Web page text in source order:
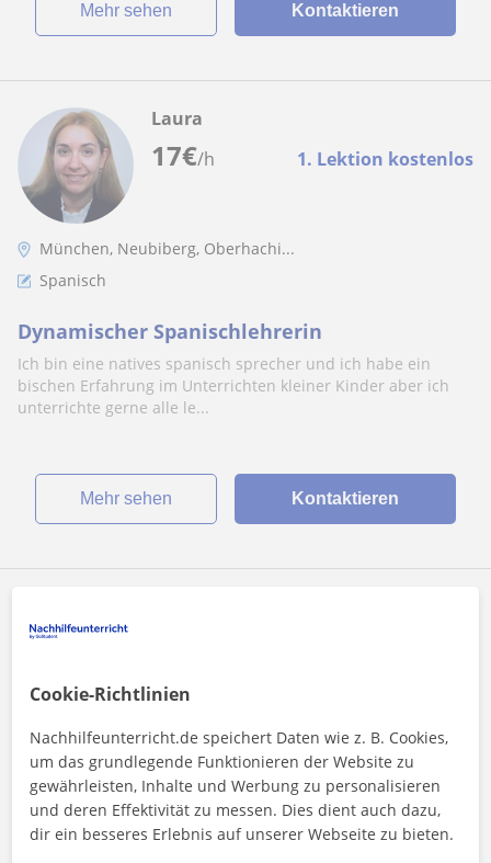
Mehr sehen Kontaktieren
17€/h 1. Lektion kostenlos
Laura
München, Neubiberg, Oberhachi...
Spanisch
Dynamischer Spanischlehrerin
Ich bin eine natives spanisch sprecher und ich habe ein
bischen Erfahrung im Unterrichten kleiner Kinder aber ich
unterrichte gerne alle le...
Mehr sehen Kontaktieren
Oberhaching
Englisch
Nachhilfelehrerin in Englisch
(Muttersprache)
Cookie-Richtlinien
Nachhilfeunterricht.de speichert Daten wie z. B. Cookies,
um das grundlegende Funktionieren der Website zu
gewährleisten, Inhalte und Werbung zu personalisieren
und deren Effektivität zu messen. Dies dient auch dazu,
dir ein besseres Erlebnis auf unserer Webseite zu bieten.